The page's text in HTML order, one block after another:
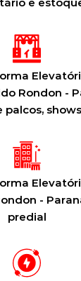
Rondon -
-
predial